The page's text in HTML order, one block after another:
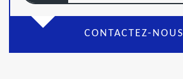
CONTACTEZ-NOUS